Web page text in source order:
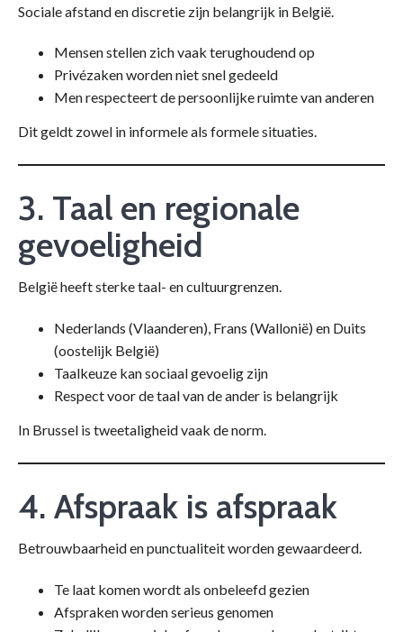
Sociale afstand en discretie zijn belangrijk in België.
Mensen stellen zich vaak terughoudend op
Privézaken worden niet snel gedeeld
Men respecteert de persoonlijke ruimte van anderen
Dit geldt zowel in informele als formele situaties.
3. Taal en regionale
gevoeligheid
België heeft sterke taal- en cultuurgrenzen.
Nederlands (Vlaanderen), Frans (Wallonië) en Duits
(oostelijk België)
Taalkeuze kan sociaal gevoelig zijn
Respect voor de taal van de ander is belangrijk
In Brussel is tweetaligheid vaak de norm.
4. Afspraak is afspraak
Betrouwbaarheid en punctualiteit worden gewaardeerd.
Te laat komen wordt als onbeleefd gezien
Afspraken worden serieus genomen